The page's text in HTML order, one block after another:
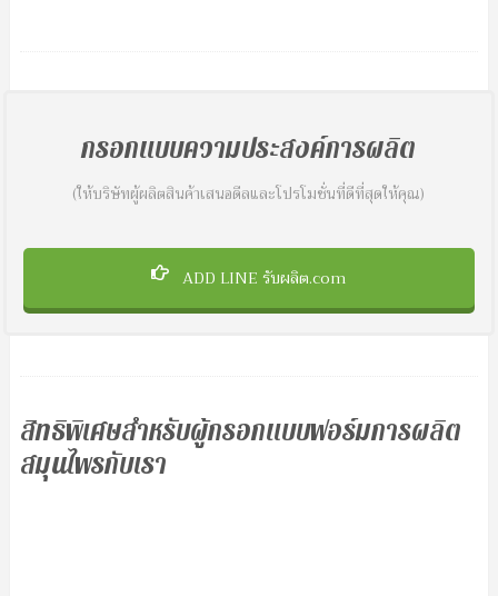
กรอกแบบความประสงค์การผลิต
(ให้บริษัทผู้ผลิตสินค้าเสนอดีลและโปรโมชั่นที่ดีที่สุดให้คุณ)
ADD LINE รับผลิต.com
สิทธิพิเศษสำหรับผู้กรอกแบบฟอร์มการผลิต
สมุนไพรกับเรา